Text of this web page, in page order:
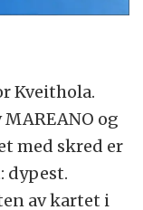
Kveithola.
og
med skred er
dypest.
av kartet i